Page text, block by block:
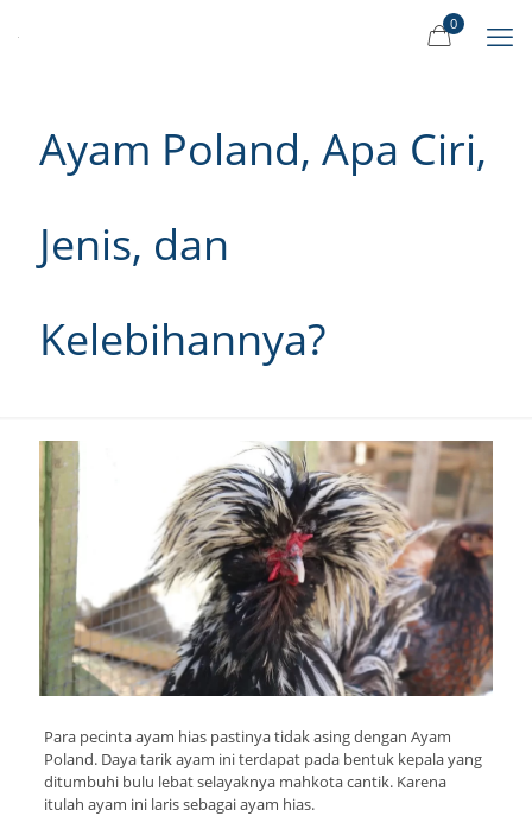
0
Ayam Poland, Apa Ciri,
Jenis, dan
Kelebihannya?
Para pecinta ayam hias pastinya tidak asing dengan Ayam
Poland. Daya tarik ayam ini terdapat pada bentuk kepala yang
ditumbuhi bulu lebat selayaknya mahkota cantik. Karena
itulah ayam ini laris sebagai ayam hias.